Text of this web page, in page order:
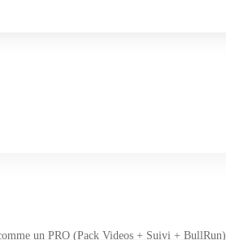
un PRO (Pack Videos + Suivi + BullRun)